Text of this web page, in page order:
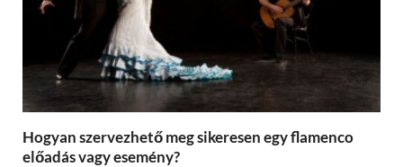
Hogyan szervezhető meg sikeresen egy flamenco
előadás vagy esemény?